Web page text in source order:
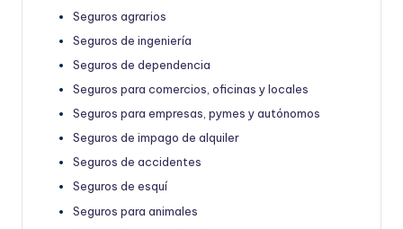
Seguros agrarios
Seguros de ingeniería
Seguros de dependencia
Seguros para comercios, oficinas y locales
Seguros para empresas, pymes y autónomos
Seguros de impago de alquiler
Seguros de accidentes
Seguros de esquí
Seguros para animales